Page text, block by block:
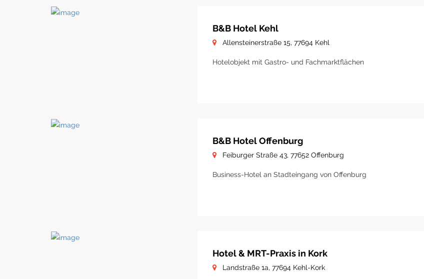
B&B Hotel Kehl
Allensteinerstraße 15, 77694 Kehl
Hotelobjekt mit Gastro- und Fachmarktflächen
B&B Hotel Offenburg
Feiburger Straße 43, 77652 Offenburg
Business-Hotel an Stadteingang von Offenburg
Hotel & MRT-Praxis in Kork
Landstraße 1a, 77694 Kehl-Kork